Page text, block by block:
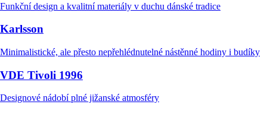
Funkční design a kvalitní materiály v duchu dánské tradice
Karlsson
Minimalistické, ale přesto nepřehlédnutelné nástěnné hodiny i budíky
VDE Tivoli 1996
Designové nádobí plné jižanské atmosféry